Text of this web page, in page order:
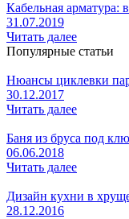
Кабельная арматура:
31.07.2019
Читать далее
Популярные статьи
Нюансы циклевки
30.12.2017
Читать далее
Баня из бруса под
06.06.2018
Читать далее
Дизайн кухни в
28.12.2016